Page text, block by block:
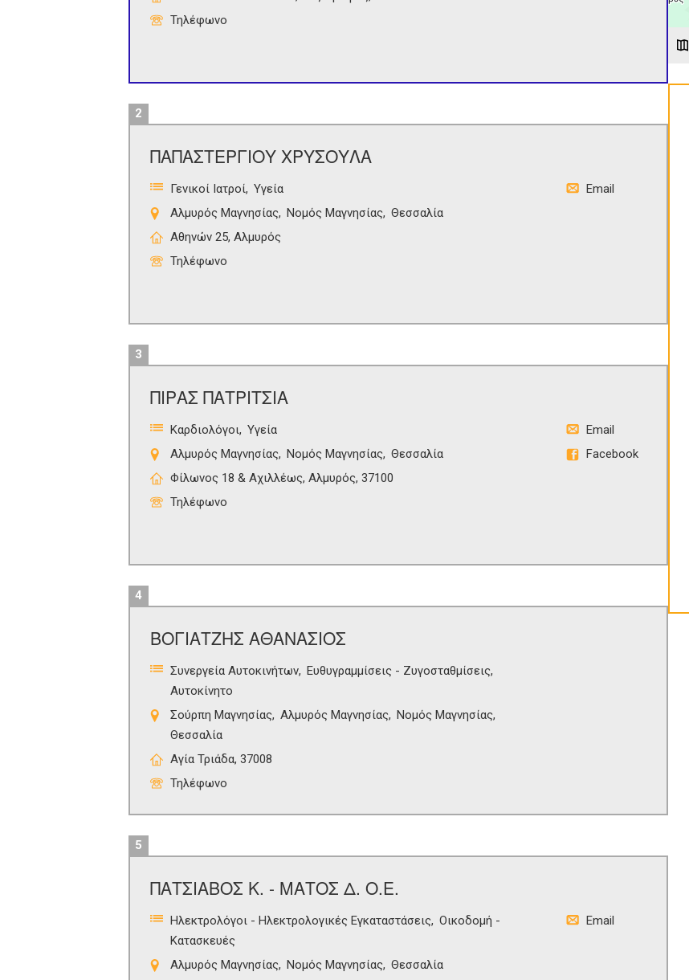
Τηλέφωνο
2
ΠΑΠΑΣΤΕΡΓΙΟΥ ΧΡΥΣΟΥΛΑ
Γενικοί Ιατροί Υγεία
Αλμυρός Μαγνησίας
Νομός Μαγνησίας
Θεσσαλία
Αθηνών 25, Αλμυρός
Τηλέφωνο
Email
3
ΠΙΡΑΣ ΠΑΤΡΙΤΣΙΑ
Καρδιολόγοι Υγεία
Αλμυρός Μαγνησίας
Νομός Μαγνησίας
Θεσσαλία
Φίλωνος 18 & Αχιλλέως, Αλμυρός, 37100
Τηλέφωνο
Email
Facebook
4
ΒΟΓΙΑΤΖΗΣ ΑΘΑΝΑΣΙΟΣ
Συνεργεία Αυτοκινήτων Ευθυγραμμίσεις - Ζυγοσταθμίσεις
Αυτοκίνητο
Σούρπη Μαγνησίας
Αλμυρός Μαγνησίας
Νομός Μαγνησίας
Θεσσαλία
Αγία Τριάδα, 37008
Τηλέφωνο
5
ΠΑΤΣΙΑΒΟΣ Κ. - ΜΑΤΟΣ Δ. Ο.Ε.
Ηλεκτρολόγοι - Ηλεκτρολογικές Εγκαταστάσεις
Οικοδομή -
Κατασκευές
Αλμυρός Μαγνησίας
Νομός Μαγνησίας
Θεσσαλία
Email